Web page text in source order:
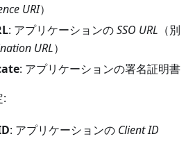
URI）
: アプリケーションのSSO URL （別
URL）
: アプリケーションの署名証明書
:
: アプリケーションの Client ID